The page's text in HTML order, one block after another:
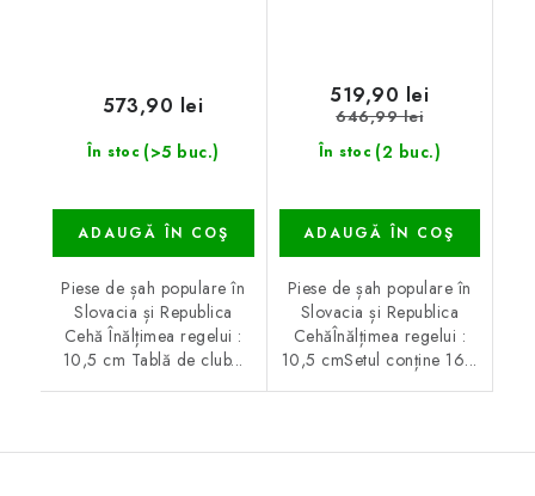
În stoc (>5 buc.)
573,90 lei
ADAUGĂ ÎN COŞ
Piese de șah populare în
Slovacia și Republica
Cehă Înălțimea regelui :
10,5 cm Tablă de club...
În stoc (2 buc.)
519,90 lei
646,99 lei
ADAUGĂ ÎN COŞ
Piese de șah populare în
Slovacia și Republica
CehăÎnălțimea regelui :
10,5 cmSetul conține 16...